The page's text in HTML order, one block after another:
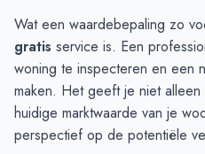
Wat een waardebepaling zo
gratis service is. Een
woning te inspecteren en een
maken. Het geeft je niet
huidige marktwaarde van je
perspectief op de potentiële